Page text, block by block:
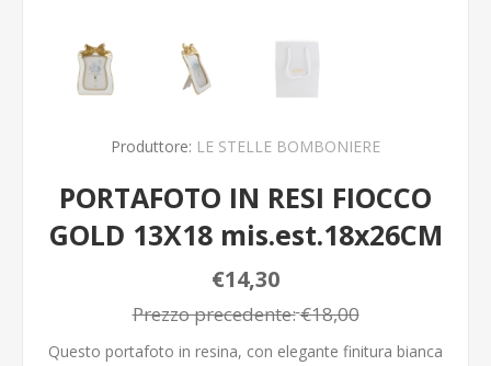
Produttore: LE STELLE BOMBONIERE
PORTAFOTO IN RESI FIOCCO
GOLD 13X18 mis.est.18x26CM
€14,30
Prezzo precedente:€18,00
Questo portafoto in resina, con elegante finitura bianca